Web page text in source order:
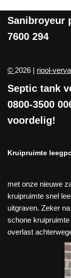
Sanibroyeur
7600 294
© 2026 | riool-
Septic tank
0800-3500
voordelig!
Kruipruimte
met onze nieuwe
kruipruimte snel
uitgraven. Zeker
schone
overlast